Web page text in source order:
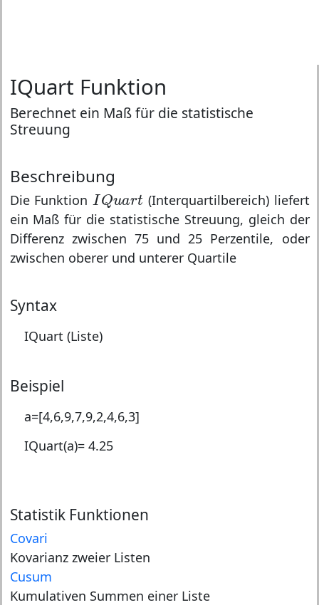
IQuart Funktion
Berechnet ein Maß für die statistische
Streuung
Beschreibung
Die FunktionI Quart
IQuart (Interquartilbereich) liefert
ein Maß für die statistische Streuung, gleich der
Differenz zwischen 75 und 25 Perzentile, oder
zwischen oberer und unterer Quartile
Syntax
IQuart (Liste)
Beispiel
a=[4,6,9,7,9,2,4,6,3]
IQuart(a)= 4.25
Statistik Funktionen
Covari
Kovarianz zweier Listen
Cusum
Kumulativen Summen einer Liste